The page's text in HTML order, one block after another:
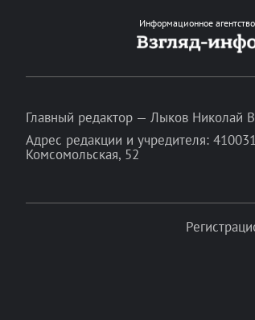
Информационное агентство
Главный редактор — Лыков Николай
Адрес редакции и учредителя:
Комсомольская, 52